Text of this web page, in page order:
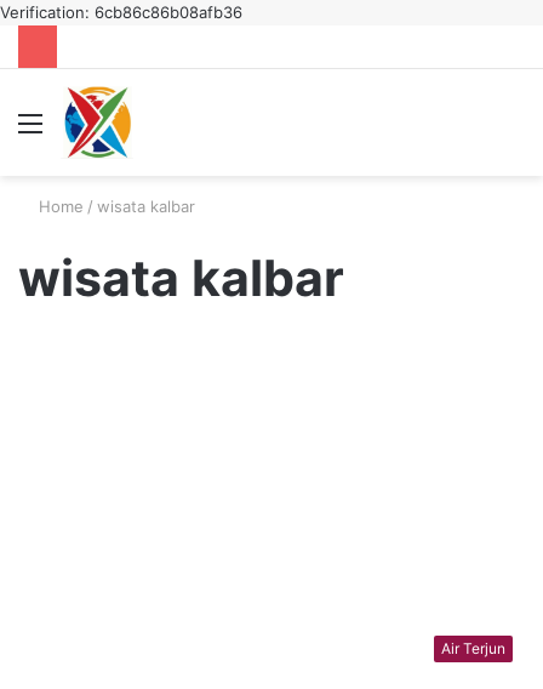
Verification: 6cb86c86b08afb36
Menu
Home / wisata kalbar
wisata kalbar
Air Terjun